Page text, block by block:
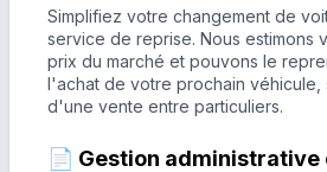
Simplifiez votre changement de
service de reprise. Nous estimons
prix du marché et pouvons le
l'achat de votre prochain véhicule,
d'une vente entre particuliers.
📄 Gestion